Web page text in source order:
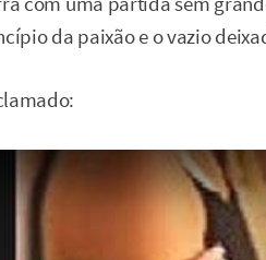
da paixão e o vazio